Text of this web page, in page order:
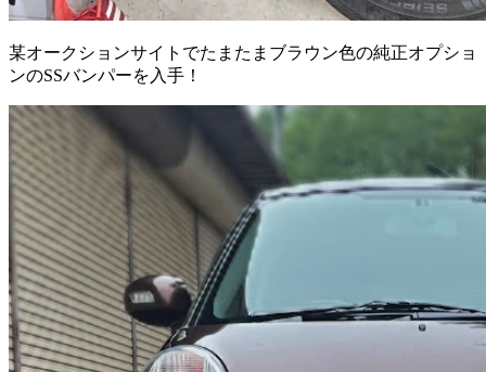
某オークションサイトでたまたまブラウン色の純正オプショ
ンのSSバンパーを入手！